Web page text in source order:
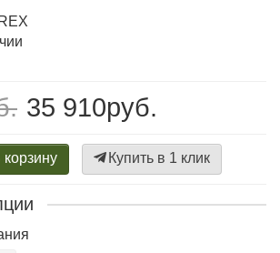
REX
35 910руб.
корзину Купить в 1 клик